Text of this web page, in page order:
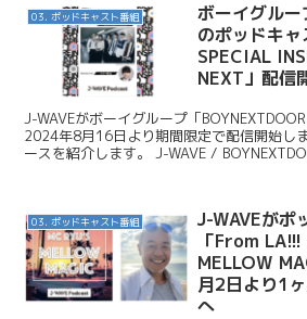
03. ポッドキャスト番組
ボーイグル
のポッドキ
SPECIAL
NEXT」配信
J-WAVEがボーイグループ「
2024年8月16日より期間限定で配信開始し
ースを紹介します。 J-WAVE /
03. ポッドキャスト番組
J-WAVEがポ
「From LA!!!
MELLOW
月2日より1
へ